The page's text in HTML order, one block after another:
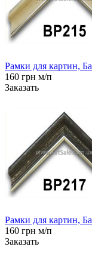
Рамки для картин,
160 грн м/п
Заказать
Рамки для картин,
160 грн м/п
Заказать